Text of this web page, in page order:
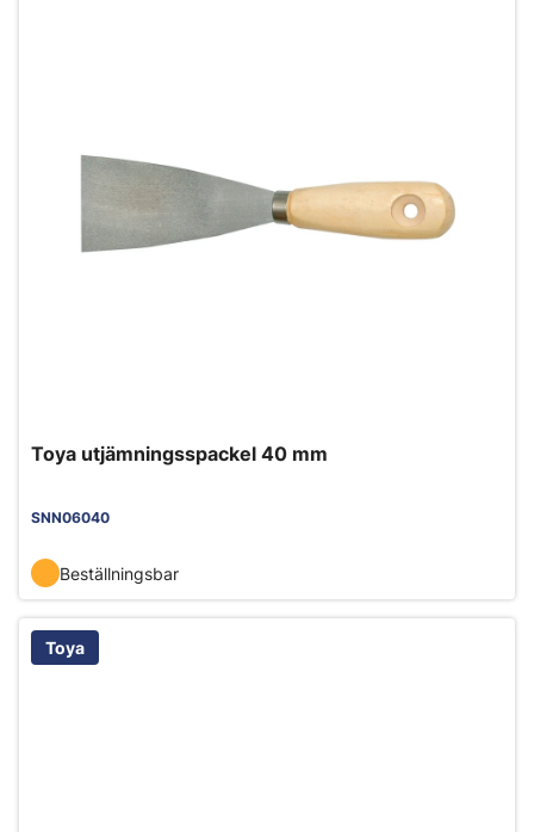
Toya utjämningsspackel 40 mm
SNN06040
Beställningsbar
Toya